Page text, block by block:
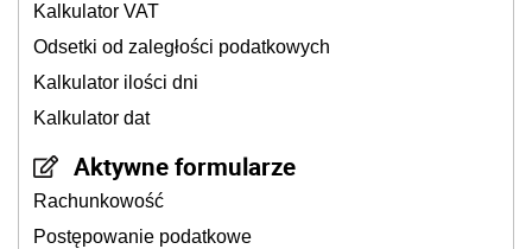
Kalkulator VAT
Odsetki od zaległości podatkowych
Kalkulator ilości dni
Kalkulator dat
Aktywne formularze
Rachunkowość
Postępowanie podatkowe